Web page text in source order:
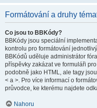
Formátování a druhy
Co jsou to BBKódy?
BBKódy jsou speciální
kontrolu pro formátování
BBKódů uděluje administrátor
příspěvky zakázat ve formuláři
podobně jako HTML, ale tagy
< a >. Pro více informací o
průvodce, ke kterému najdete
Nahoru